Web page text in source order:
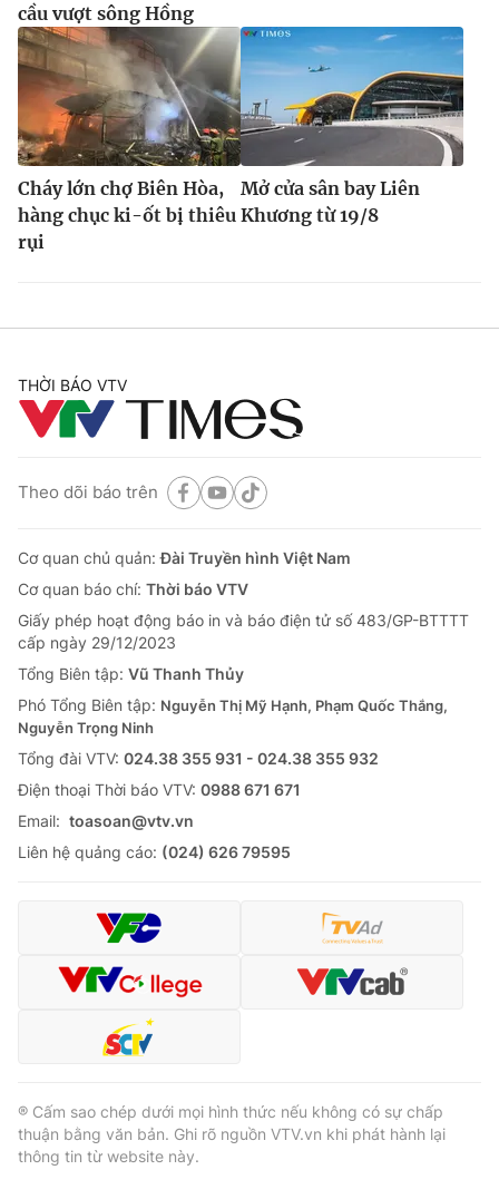
cầu vượt sông Hồng
Cháy lớn chợ Biên Hòa,
hàng chục ki-ốt bị thiêu
rụi
Mở cửa sân bay Liên
Khương từ 19/8
THỜI BÁO VTV
Theo dõi báo trên
Cơ quan chủ quản:Đài Truyền hình Việt Nam
Cơ quan báo chí: Thời báo VTV
Giấy phép hoạt động báo in và báo điện tử số 483/GP-BTTTT
cấp ngày 29/12/2023
Tổng Biên tập: Vũ Thanh Thủy
Phó Tổng Biên tập: Nguyễn Thị Mỹ Hạnh, Phạm Quốc Thắng,
Nguyễn Trọng Ninh
Tổng đài VTV: 024.38 355 931 - 024.38 355 932
Ðiện thoại Thời báo VTV: 0988 671 671
Email: toasoan@vtv.vn
Liên hệ quảng cáo: (024) 626 79595
® Cấm sao chép dưới mọi hình thức nếu không có sự chấp
thuận bằng văn bản. Ghi rõ nguồn VTV.vn khi phát hành lại
thông tin từ website này.